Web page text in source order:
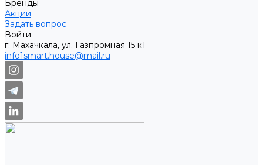
Бренды
Акции
Задать вопрос
Войти
г. Махачкала, ул. Газпромная 15 к1
info1smart.house@mail.ru